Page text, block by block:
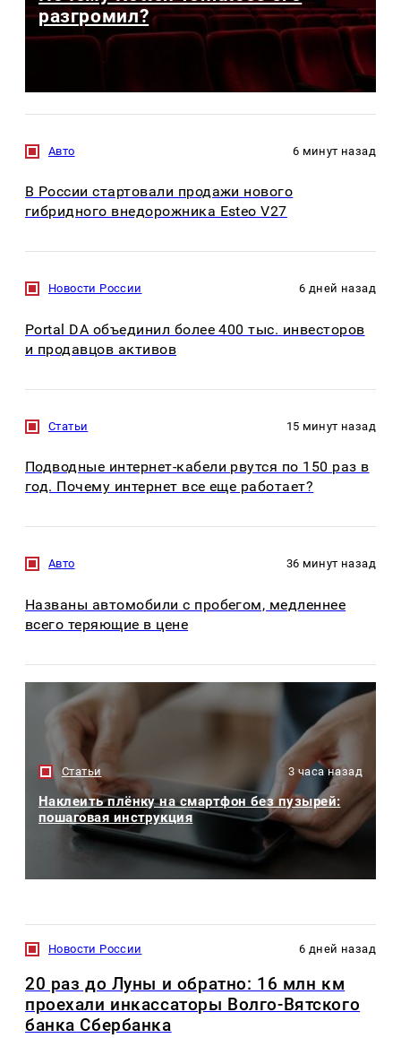
разгромил?
Авто 6 минут назад
В России стартовали продажи нового
гибридного внедорожника Esteo V27
Новости России 6 дней назад
Portal DA объединил более 400 тыс. инвесторов
и продавцов активов
Статьи 15 минут назад
Подводные интернет-кабели рвутся по 150 раз в
год. Почему интернет все еще работает?
Авто 36 минут назад
Названы автомобили с пробегом, медленнее
всего теряющие в цене
Статьи 3 часа назад
Наклеить плёнку на смартфон без пузырей:
пошаговая инструкция
Новости России 6 дней назад
20 раз до Луны и обратно: 16 млн км
проехали инкассаторы Волго-Вятского
банка Сбербанка